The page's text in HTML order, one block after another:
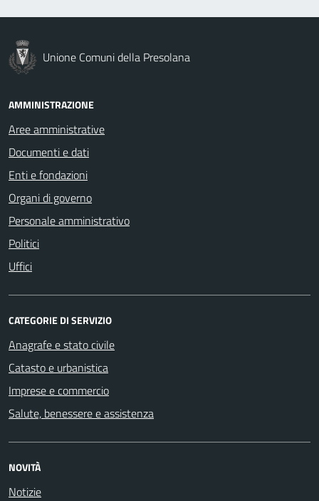
Unione Comuni della Presolana
AMMINISTRAZIONE
Aree amministrative
Documenti e dati
Enti e fondazioni
Organi di governo
Personale amministrativo
Politici
Uffici
CATEGORIE DI SERVIZIO
Anagrafe e stato civile
Catasto e urbanistica
Imprese e commercio
Salute, benessere e assistenza
NOVITÀ
Notizie